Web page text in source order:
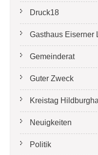
Druck18
Gasthaus Eiserner
Gemeinderat
Guter Zweck
Kreistag
Neuigkeiten
Politik